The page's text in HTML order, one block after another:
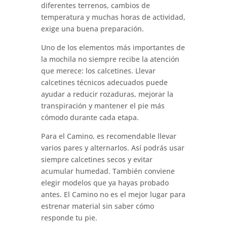
diferentes terrenos, cambios de
temperatura y muchas horas de actividad,
exige una buena preparación.
Uno de los elementos más importantes de
la mochila no siempre recibe la atención
que merece: los calcetines. Llevar
calcetines técnicos adecuados puede
ayudar a reducir rozaduras, mejorar la
transpiración y mantener el pie más
cómodo durante cada etapa.
Para el Camino, es recomendable llevar
varios pares y alternarlos. Así podrás usar
siempre calcetines secos y evitar
acumular humedad. También conviene
elegir modelos que ya hayas probado
antes. El Camino no es el mejor lugar para
estrenar material sin saber cómo
responde tu pie.